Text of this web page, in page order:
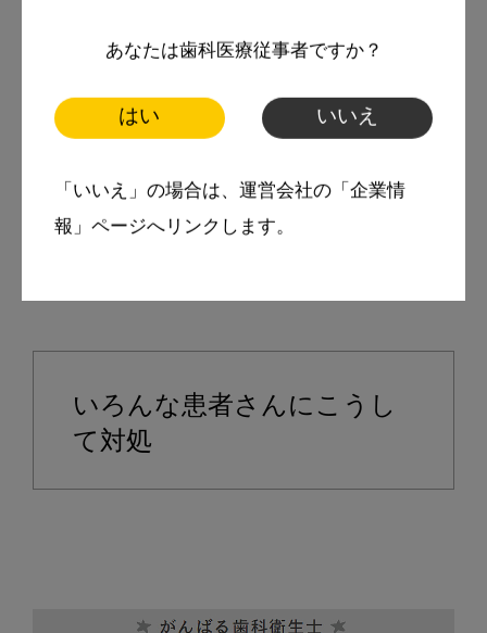
あなたは歯科医療従事者ですか？
はい いいえ
「いいえ」の場合は、運営会社の「企業情
報」ページへリンクします。
いろんな患者さんにこうし
て対処